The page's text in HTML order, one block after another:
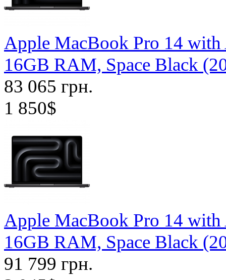
Apple MacBook Pro 14
16GB RAM, Space Black
83 065 грн.
1 850$
Apple MacBook Pro 14
16GB RAM, Space Black
91 799 грн.